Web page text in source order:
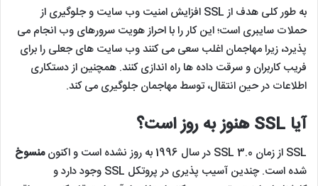
از آنجایی که بسیار نزدیک به هم هستند، این دو اصطلاح اغلب به جای
یکدیگر اشتباه گرفته می شوند. برخی از افراد هنوز از SSL برای اشاره به
TLS استفاده می کنند، برخی دیگر از اصطلاح “رمزگذاری SSL/TLS”
استفاده می کنند زیرا SSL هنوز هم شناخته شده است.
حملات سایبری است؛ این کار را با احراز هویت سرورهای وب انجام می
پذیرد، زیرا مهاجمان اغلب سعی می کنند وب سایت های جعلی را برای
فریب کاربران و سرقت داده ها راه اندازی کنند. همچنین از دستکاری
اطلاعات در حین انتقال، توسط مهاجمان جلوگیری می کند.